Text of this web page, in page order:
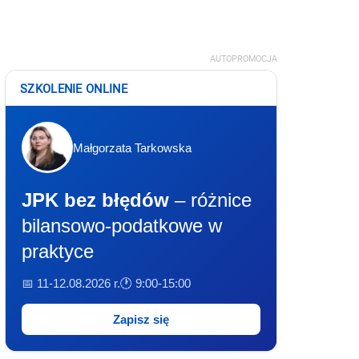
AUTOPROMOCJA
SZKOLENIE ONLINE
Małgorzata Tarkowska
JPK bez błędów – różnice
bilansowo-podatkowe w
praktyce
📅 11-12.08.2026 r.🕐 9:00-15:00
Zapisz się